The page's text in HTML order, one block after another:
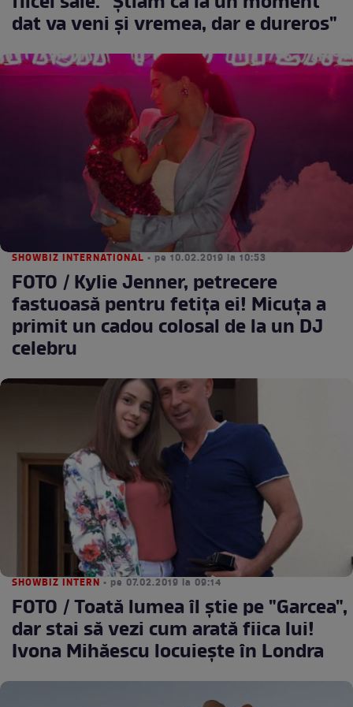
dat va veni şi vremea, dar e dureros"
SHOWBIZ INTERNATIONAL • pe 10.02.2019 la 10:53
FOTO / Kylie Jenner, petrecere
fastuoasă pentru fetița ei! Micuța a
primit un cadou colosal de la un DJ
celebru
SHOWBIZ INTERN • pe 07.02.2019 la 09:14
FOTO / Toată lumea îl știe pe "Garcea",
dar stai să vezi cum arată fiica lui!
Ivona Mihăescu locuiește în Londra